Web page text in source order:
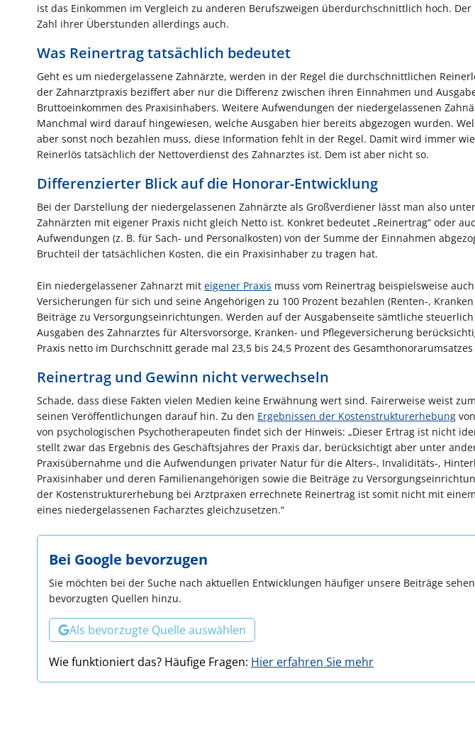
ist das Einkommen im Vergleich zu anderen Berufszweigen überdurchschnittlich hoch.
Zahl ihrer Überstunden allerdings auch.
Was Reinertrag tatsächlich bedeutet
Geht es um niedergelassene Zahnärzte, werden in der Regel die durchschnittlichen
der Zahnarztpraxis beziffert aber nur die Differenz zwischen ihren Einnahmen und
Bruttoeinkommen des Praxisinhabers. Weitere Aufwendungen der niedergelassenen
Manchmal wird darauf hingewiesen, welche Ausgaben hier bereits abgezogen wurden.
aber sonst noch bezahlen muss, diese Information fehlt in der Regel. Damit wird immer
Reinerlös tatsächlich der Nettoverdienst des Zahnarztes ist. Dem ist aber nicht so.
Differenzierter Blick auf die Honorar-Entwicklung
Bei der Darstellung der niedergelassenen Zahnärzte als Großverdiener lässt man also
Zahnärzten mit eigener Praxis nicht gleich Netto ist. Konkret bedeutet „Reinertrag“ oder
Aufwendungen (z. B. für Sach- und Personalkosten) von der Summe der Einnahmen
Bruchteil der tatsächlichen Kosten, die ein Praxisinhaber zu tragen hat.
Ein niedergelassener Zahnarzt mit eigener Praxis muss vom Reinertrag beispielsweise
Versicherungen für sich und seine Angehörigen zu 100 Prozent bezahlen (Renten-,
Beiträge zu Versorgungseinrichtungen. Werden auf der Ausgabenseite sämtliche
Ausgaben des Zahnarztes für Altersvorsorge, Kranken- und Pflegeversicherung
Praxis netto im Durchschnitt gerade mal 23,5 bis 24,5 Prozent des
Reinertrag und Gewinn nicht verwechseln
Schade, dass diese Fakten vielen Medien keine Erwähnung wert sind. Fairerweise weist
seinen Veröffentlichungen darauf hin. Zu den Ergebnissen der Kosten­struktur­erhebung
von psychologischen Psycho­therapeuten findet sich der Hinweis: „Dieser Ertrag ist nicht
stellt zwar das Ergebnis des Geschäfts­jahres der Praxis dar, berücksichtigt aber unter
Praxis­übernahme und die Aufwendungen privater Natur für die Alters-, Invaliditäts-,
Praxis­inhaber und deren Familien­angehörigen sowie die Beiträge zu
der Kosten­struktur­erhebung bei Arztpraxen errechnete Reinertrag ist somit nicht mit
eines niedergelassenen Facharztes gleichzusetzen.“
Bei Google bevorzugen
Sie möchten bei der Suche nach aktuellen Entwicklungen häufiger unsere Beiträge
bevorzugten Quellen hinzu.
Als bevorzugte Quelle auswählen
Wie funktioniert das? Häufige Fragen: Hier erfahren Sie mehr